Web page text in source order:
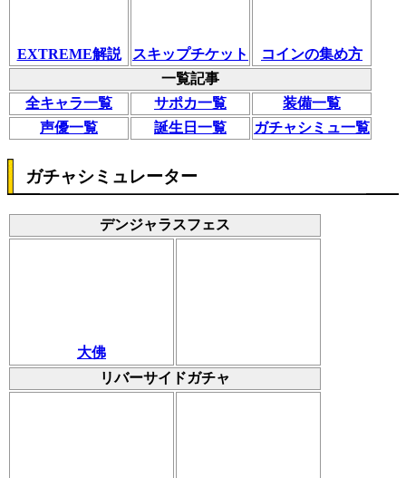
EXTREME解説 スキップチケット
コインの集め方
一覧記事
全キャラ一覧
サポカ一覧
装備一覧
声優一覧
誕生日一覧 ガチャシミュ一覧
ガチャシミュレーター
デンジャラスフェス
大佛
リバーサイドガチャ